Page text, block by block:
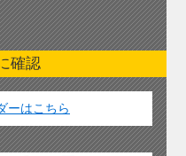
確認
ーはこちら